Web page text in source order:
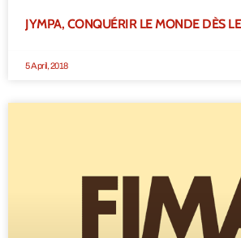
JYMPA, CONQUÉRIR LE MONDE DÈS
5 April, 2018